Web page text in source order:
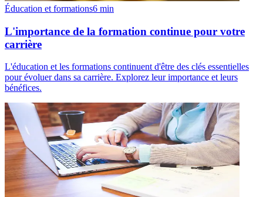
Éducation et formations6 min
L'importance de la formation continue pour votre
carrière
L'éducation et les formations continuent d'être des clés essentielles
pour évoluer dans sa carrière. Explorez leur importance et leurs
bénéfices.